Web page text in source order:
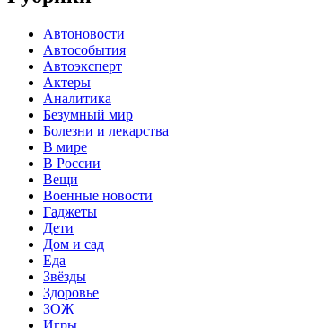
Автоновости
Автособытия
Автоэксперт
Актеры
Аналитика
Безумный мир
Болезни и лекарства
В мире
В России
Вещи
Военные новости
Гаджеты
Дети
Дом и сад
Еда
Звёзды
Здоровье
ЗОЖ
Игры